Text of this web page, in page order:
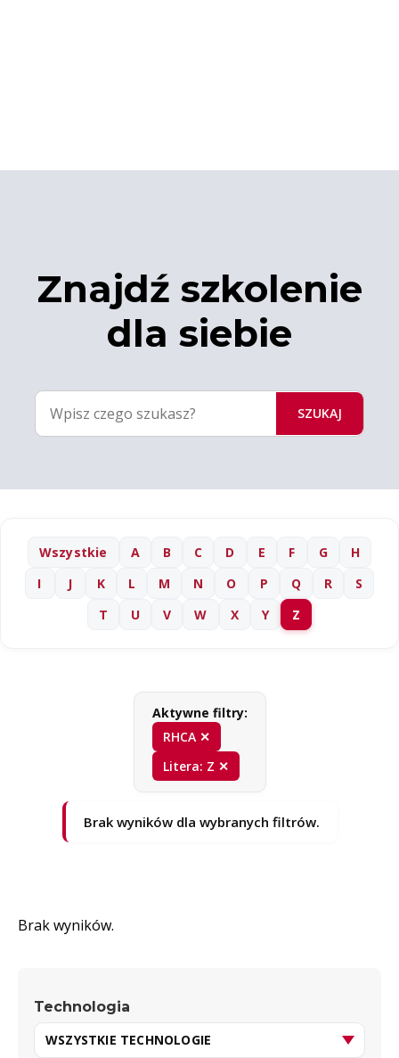
Znajdź szkolenie
dla siebie
SZUKAJ
Wszystkie A B C D E F G
H
I
J K L M N O P Q R
S
T
U V W X Y Z
Aktywne filtry:
RHCA ✕
Litera: Z ✕
Brak wyników dla wybranych filtrów.
Brak wyników.
Technologia